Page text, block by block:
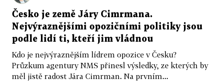
Česko je země Járy Cimrmana.
Nejvýraznějšími opozičními politiky jsou
podle lidí ti, kteří jim vládnou
Kdo je nejvýraznějším lídrem opozice v Česku?
Průzkum agentury NMS přinesl výsledky, ze kterých by
měl jistě radost Jára Cimrman. Na prvním...